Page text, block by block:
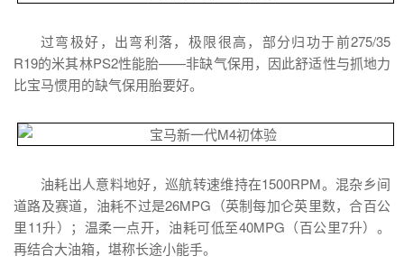
过弯极好，出弯利落，极限很高，部分归功于前275/35
R19的米其林PS2性能胎——非缺气保用，因此舒适性与抓地力
比宝马惯用的缺气保用胎要好。
油耗出人意料地好，巡航转速维持在1500RPM。混杂乡间
道路及赛道，油耗不过是26MPG（英制每加仑英里数，合百公
里11升）；温柔一点开，油耗可低至40MPG（百公里7升）。
再结合大油箱，堪称长途小能手。